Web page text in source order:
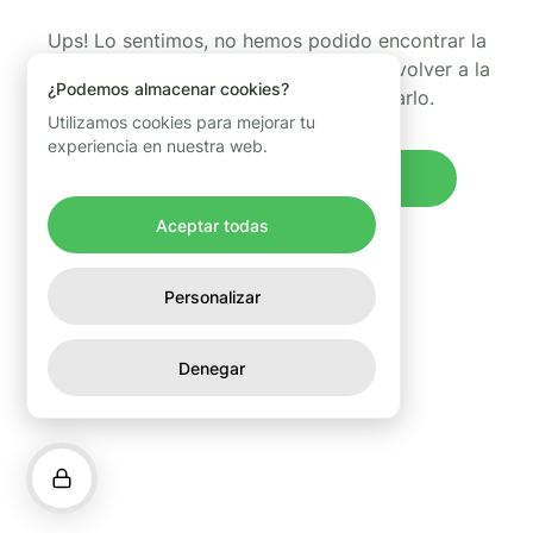
Ups! Lo sentimos, no hemos podido encontrar la
página que estabas buscando. Puedes volver a la
página de inicio y volver a intentarlo.
¿Podemos almacenar cookies?
Utilizamos cookies para mejorar tu
experiencia en nuestra web.
Aceptar todas
Personalizar
Denegar